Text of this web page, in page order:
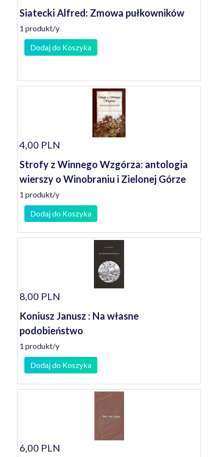
Siatecki Alfred: Zmowa pułkowników
1 produkt/y
Dodaj do Koszyka
4,00 PLN
Strofy z Winnego Wzgórza: antologia
wierszy o Winobraniu i Zielonej Górze
1 produkt/y
Dodaj do Koszyka
8,00 PLN
Koniusz Janusz : Na własne
podobieństwo
1 produkt/y
Dodaj do Koszyka
6,00 PLN